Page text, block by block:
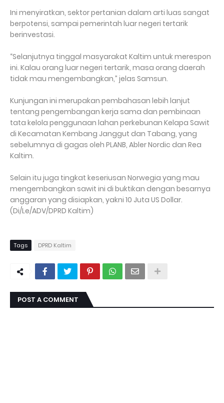
Ini menyiratkan, sektor pertanian dalam arti luas sangat
berpotensi, sampai pemerintah luar negeri tertarik
berinvestasi.
“Selanjutnya tinggal masyarakat Kaltim untuk merespon
ini. Kalau orang luar negeri tertarik, masa orang daerah
tidak mau mengembangkan,” jelas Samsun.
Kunjungan ini merupakan pembahasan lebih lanjut
tentang pengembangan kerja sama dan pembinaan
tata kelola penggunaan lahan perkebunan Kelapa Sawit
di Kecamatan Kembang Janggut dan Tabang, yang
sebelumnya di gagas oleh PLANB, Abler Nordic dan Rea
Kaltim.
Selain itu juga tingkat keseriusan Norwegia yang mau
mengembangkan sawit ini di buktikan dengan besarnya
anggaran yang disiapkan, yakni 10 Juta US Dollar.
(Di/Le/ADV/DPRD Kaltim)
Tags DPRD Kaltim
POST A COMMENT